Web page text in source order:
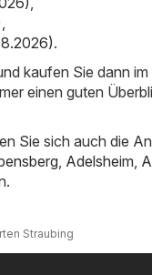
.
kaufen Sie dann
einen guten
Sie sich auch die
Adelsheim
Straubing